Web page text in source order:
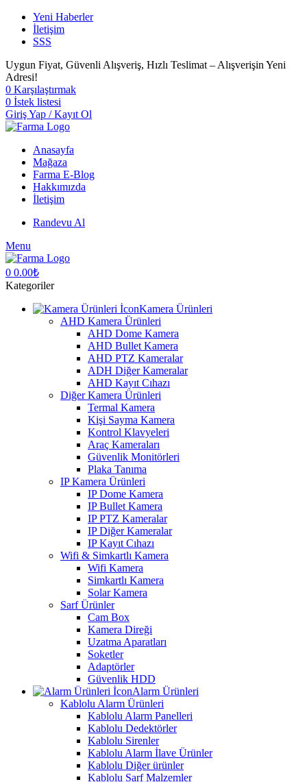
Yeni Haberler
İletişim
SSS
Uygun Fiyat, Güvenli Alışveriş, Hızlı Teslimat – Alışverişin Yeni
Adresi!
0 Karşılaştırmak
0 İstek listesi
Giriş Yap / Kayıt Ol
Anasayfa
Mağaza
Farma E-Blog
Hakkımızda
İletişim
Randevu Al
Menu
0 0.00₺
Kategoriler
Kamera Ürünleri
AHD Kamera Ürünleri
AHD Dome Kamera
AHD Bullet Kamera
AHD PTZ Kameralar
ADH Diğer Kameralar
AHD Kayıt Cıhazı
Diğer Kamera Ürünleri
Termal Kamera
Kişi Sayma Kamera
Kontrol Klavyeleri
Araç Kameraları
Güvenlik Monitörleri
Plaka Tanıma
IP Kamera Ürünleri
IP Dome Kamera
IP Bullet Kamera
IP PTZ Kameralar
IP Diğer Kameralar
IP Kayıt Cıhazı
Wifi & Simkartlı Kamera
Wifi Kamera
Simkartlı Kamera
Solar Kamera
Sarf Ürünler
Cam Box
Kamera Direği
Uzatma Aparatları
Soketler
Adaptörler
Güvenlik HDD
Alarm Ürünleri
Kablolu Alarm Ürünleri
Kablolu Alarm Panelleri
Kablolu Dedektörler
Kablolu Sirenler
Kablolu Alarm İlave Ürünler
Kablolu Diğer ürünler
Kablolu Sarf Malzemler